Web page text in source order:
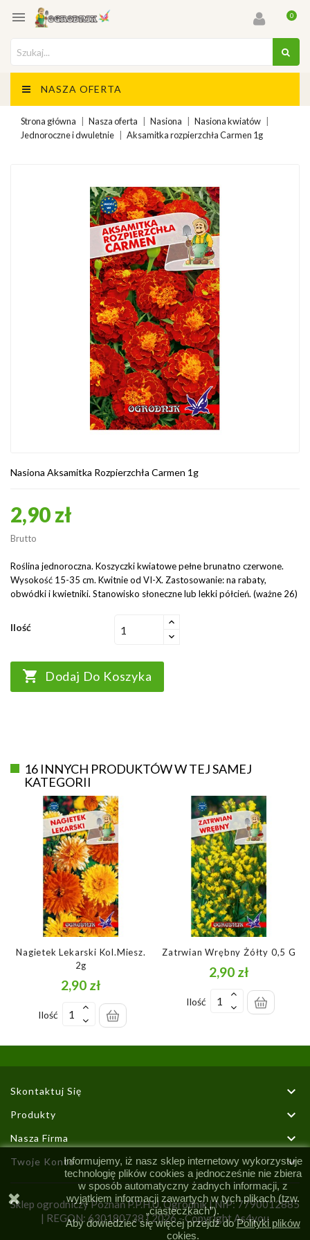
 0
NASZA OFERTA
Strona główna Nasza oferta Nasiona
Nasiona kwiatów
Jednoroczne i dwuletnie
Aksamitka rozpierzchła Carmen 1g
Nasiona Aksamitka Rozpierzchła Carmen 1g
2,90 zł
Brutto
Roślina jednoroczna. Koszyczki kwiatowe pełne brunatno czerwone.
Wysokość 15-35 cm. Kwitnie od VI-X. Zastosowanie: na rabaty,
obwódki i kwietniki. Stanowisko słoneczne lub lekki półcień. (ważne 26)
Ilość
 Dodaj Do Koszyka
16 INNYCH PRODUKTÓW W TEJ SAMEJ
KATEGORII
Nagietek Lekarski Kol.miesz.
2g
2,90 zł
Ilość
Zatrwian Wrębny Żółty 0,5 G
2,90 zł
Ilość
Skontaktuj Się 
Produkty 
Nasza Firma 
Twoje Konto 
Informujemy, iż nasz sklep internetowy wykorzystuje
technologię plików cookies a jednocześnie nie zbiera
w sposób automatyczny żadnych informacji, z
wyjątkiem informacji zawartych w tych plikach (tzw.
„ciasteczkach”).
Aby dowiedzieć się więcej przejdź doPolityki plików
cokies.
Sklep ogrodniczy Poznań P.P.H.U. Ogrodnik | NIP: 7790012885
| REGON: 630180738 |2026 - Copyright As4you